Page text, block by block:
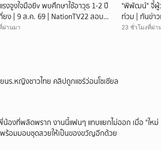
รงจูงใจมือยิv พบศึกษาใช้อาวุธ 1-2 ปี
ที่ยง | 9 ส.ค. 69 | NationTV22 สอบ
ปาก เร่งตรวจมือถือและหลักฐานที่
ผ่านมา
"พิพัฒน์" จี้ผู้ว่
ท่วม | ทันข่าว
23 ชั่วโมงที่ผ่า
ร.หญิงชาวไทย คลิปถูกแชร์ว่อนโซเชียล
น้องที่พลัดพราก งานนี้แฟนๆ แทบแยกไม่ออก เมื่อ "ใหม่
ร้อมมอบชุดสวยให้เป็นของขวัญอีกด้วย